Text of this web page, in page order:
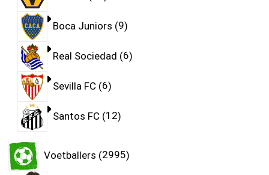
Boca Juniors 9
Real Sociedad 6
Sevilla FC 6
Santos FC 12
Voetballers 2995